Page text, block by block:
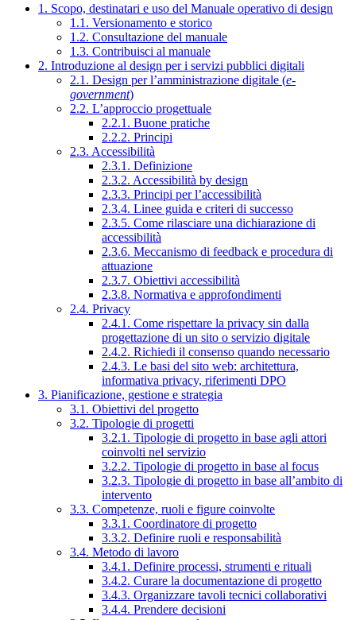
1. Scopo, destinatari e uso del Manuale operativo di design
1.1. Versionamento e storico
1.2. Consultazione del manuale
1.3. Contribuisci al manuale
2. Introduzione al design per i servizi pubblici digitali
2.1. Design per l’amministrazione digitale (e-
government)
2.2. L’approccio progettuale
2.2.1. Buone pratiche
2.2.2. Principi
2.3. Accessibilità
2.3.1. Definizione
2.3.2. Accessibilità by design
2.3.3. Principi per l’accessibilità
2.3.4. Linee guida e criteri di successo
2.3.5. Come rilasciare una dichiarazione di
accessibilità
2.3.6. Meccanismo di feedback e procedura di
attuazione
2.3.7. Obiettivi accessibilità
2.3.8. Normativa e approfondimenti
2.4. Privacy
2.4.1. Come rispettare la privacy sin dalla
progettazione di un sito o servizio digitale
2.4.2. Richiedi il consenso quando necessario
2.4.3. Le basi del sito web: architettura,
informativa privacy, riferimenti DPO
3. Pianificazione, gestione e strategia
3.1. Obiettivi del progetto
3.2. Tipologie di progetti
3.2.1. Tipologie di progetto in base agli attori
coinvolti nel servizio
3.2.2. Tipologie di progetto in base al focus
3.2.3. Tipologie di progetto in base all’ambito di
intervento
3.3. Competenze, ruoli e figure coinvolte
3.3.1. Coordinatore di progetto
3.3.2. Definire ruoli e responsabilità
3.4. Metodo di lavoro
3.4.1. Definire processi, strumenti e rituali
3.4.2. Curare la documentazione di progetto
3.4.3. Organizzare tavoli tecnici collaborativi
3.4.4. Prendere decisioni